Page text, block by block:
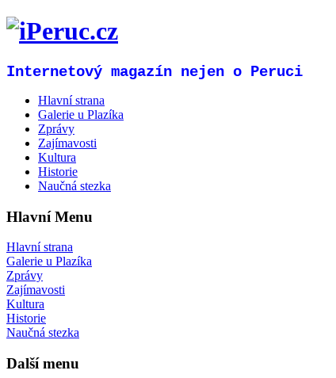
Internetový magazín nejen o Peruci
Hlavní strana
Galerie u Plazíka
Zprávy
Zajímavosti
Kultura
Historie
Naučná stezka
Hlavní Menu
Hlavní strana
Galerie u Plazíka
Zprávy
Zajímavosti
Kultura
Historie
Naučná stezka
Další menu